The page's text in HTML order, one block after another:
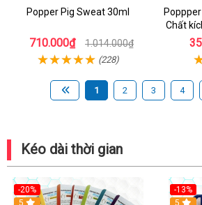
Popper Pig Sweat 30ml
710.000₫ 1.014.000₫
(228)
Chất
1 2 3 4
Kéo dài thời gian
-20%
5
-13%
Hot
5